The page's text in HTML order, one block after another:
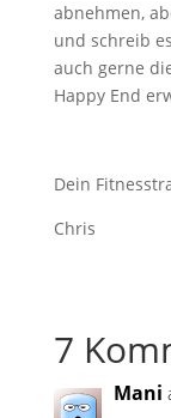
abnehmen,
und schreib
auch gerne
Happy End
Dein
Chris
7
Mani